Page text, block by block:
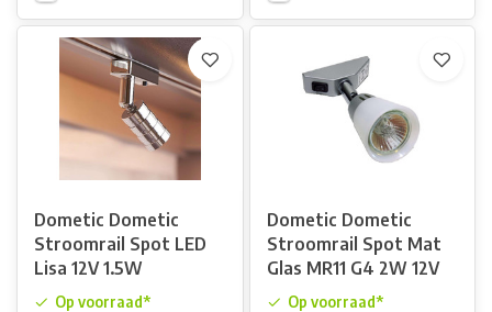
Dometic Dometic
Stroomrail Spot LED
Lisa 12V 1.5W
Op voorraad*
Dometic Dometic
Stroomrail Spot Mat
Glas MR11 G4 2W 12V
Op voorraad*